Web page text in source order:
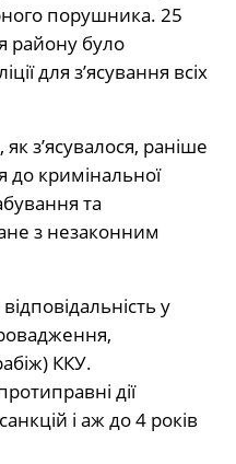
порушника. 25
району було
для з’ясування всіх
з’ясувалося, раніше
до кримінальної
та
з незаконним
у
ККУ.
дії
і аж до 4 років